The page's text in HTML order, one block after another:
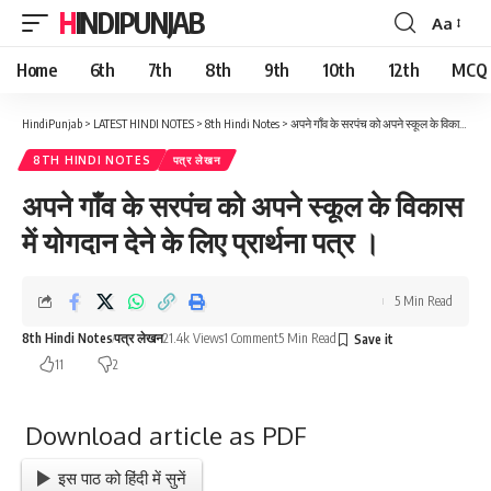
HINDIPUNJAB
Font
Resizer
Aa
Home 6th 7th 8th 9th 10th 12th MCQ
HindiPunjab > LATEST HINDI NOTES > 8th Hindi Notes > अपने गाँव के सरपंच को अपने स्कूल के विकास में योगदान देने के लिए प्रार्थना पत्र ।
8TH HINDI NOTES पत्र लेखन
अपने गाँव के सरपंच को अपने स्कूल के विकास
में योगदान देने के लिए प्रार्थना पत्र ।
8th Hindi Notesपत्र लेखन21.4k Views1 Comment5 Min Read
11
2
5 Min Read
Download article as PDF
इस पाठ को हिंदी में सुनें